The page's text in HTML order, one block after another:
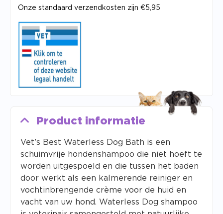
Onze standaard verzendkosten zijn €5,95
Product informatie
Vet’s Best Waterless Dog Bath is een
schuimvrije hondenshampoo die niet hoeft te
worden uitgespoeld en die tussen het baden
door werkt als een kalmerende reiniger en
vochtinbrengende crème voor de huid en
vacht van uw hond. Waterless Dog shampoo